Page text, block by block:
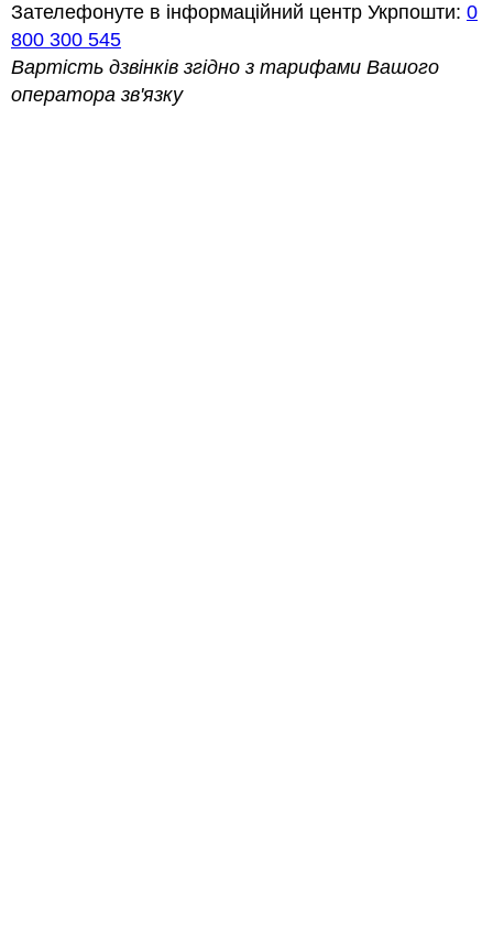
Зателефонуте в інформаційний центр Укрпошти: 0
800 300 545
Вартість дзвінків згідно з тарифами Вашого
оператора зв'язку